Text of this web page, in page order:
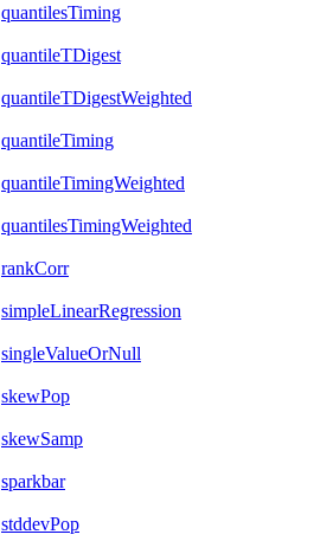
quantilesTiming
quantileTDigest
quantileTDigestWeighted
quantileTiming
quantileTimingWeighted
quantilesTimingWeighted
rankCorr
simpleLinearRegression
singleValueOrNull
skewPop
skewSamp
sparkbar
stddevPop